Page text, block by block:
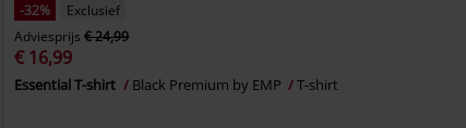
-32%
Exclusief
Adviesprijs € 24,99
€ 16,99
Essential T-shirt Black Premium by EMP T-shirt